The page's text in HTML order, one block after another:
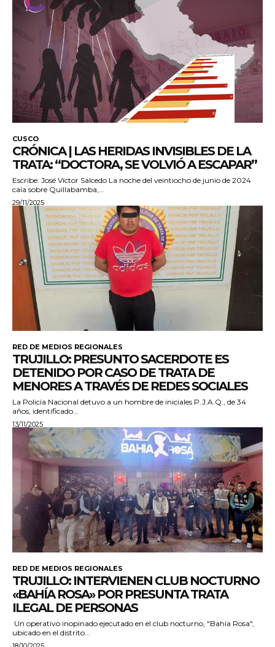
CUSCO
CRÓNICA | LAS HERIDAS INVISIBLES DE LA
TRATA: “DOCTORA, SE VOLVIÓ A ESCAPAR”
Escribe: José Víctor Salcedo La noche del veintiocho de junio de 2024
caía sobre Quillabamba,...
29/11/2025
RED DE MEDIOS REGIONALES
TRUJILLO: PRESUNTO SACERDOTE ES
DETENIDO POR CASO DE TRATA DE
MENORES A TRAVÉS DE REDES SOCIALES
La Policía Nacional detuvo a un hombre de iniciales P.J.A.Q., de 34
años, identificado...
13/11/2025
RED DE MEDIOS REGIONALES
TRUJILLO: INTERVIENEN CLUB NOCTURNO
«BAHÍA ROSA» POR PRESUNTA TRATA
ILEGAL DE PERSONAS
Un operativo inopinado ejecutado en el club nocturno, "Bahía Rosa",
ubicado en el distrito...